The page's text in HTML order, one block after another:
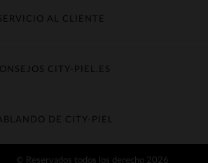
AL CLIENTE
Cambio & Reembolso
el servicio de atención al cliente
CITY-PIEL.ES
Guía de materiales
DE CITY-PIEL
© Reservados todos los derecho 2026